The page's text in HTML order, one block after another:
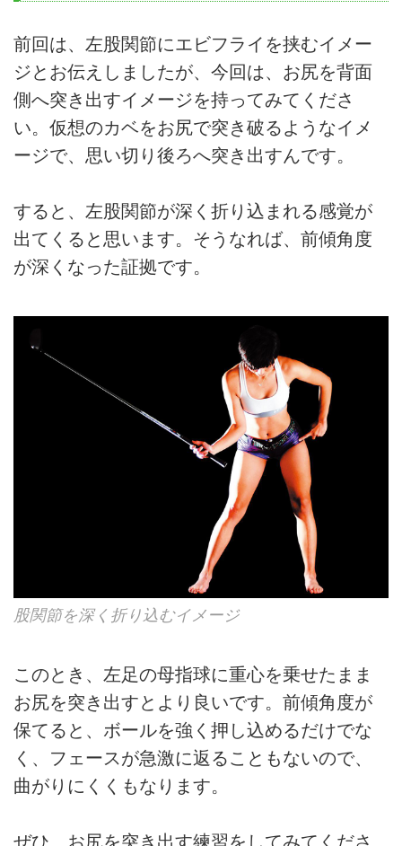
前回は、左股関節にエビフライを挟むイメー
ジとお伝えしましたが、今回は、お尻を背面
側へ突き出すイメージを持ってみてくださ
い。仮想のカベをお尻で突き破るようなイメ
ージで、思い切り後ろへ突き出すんです。
すると、左股関節が深く折り込まれる感覚が
出てくると思います。そうなれば、前傾角度
が深くなった証拠です。
股関節を深く折り込むイメージ
このとき、左足の母指球に重心を乗せたまま
お尻を突き出すとより良いです。前傾角度が
保てると、ボールを強く押し込めるだけでな
く、フェースが急激に返ることもないので、
曲がりにくくもなります。
ぜひ、お尻を突き出す練習をしてみてくださ